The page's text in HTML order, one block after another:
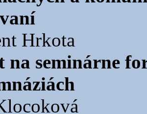
Hrkota
na seminárne